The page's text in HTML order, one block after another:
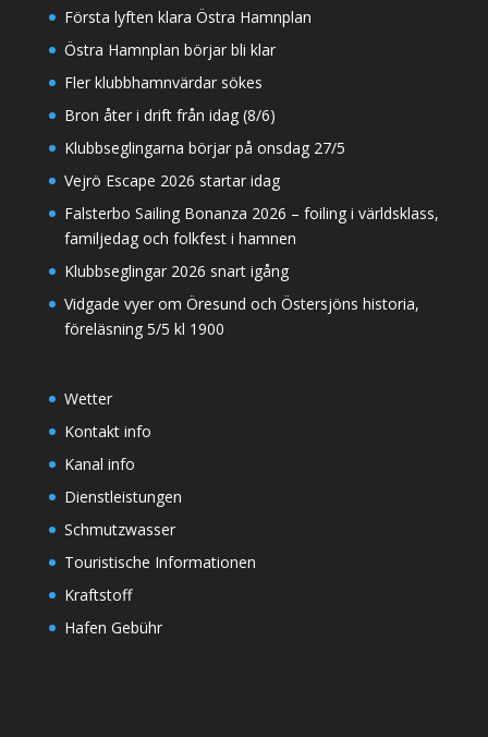
Första lyften klara Östra Hamnplan
Östra Hamnplan börjar bli klar
Fler klubbhamnvärdar sökes
Bron åter i drift från idag (8/6)
Klubbseglingarna börjar på onsdag 27/5
Vejrö Escape 2026 startar idag
Falsterbo Sailing Bonanza 2026 – foiling i världsklass,
familjedag och folkfest i hamnen
Klubbseglingar 2026 snart igång
Vidgade vyer om Öresund och Östersjöns historia,
föreläsning 5/5 kl 1900
Wetter
Kontakt info
Kanal info
Dienstleistungen
Schmutzwasser
Touristische Informationen
Kraftstoff
Hafen Gebühr